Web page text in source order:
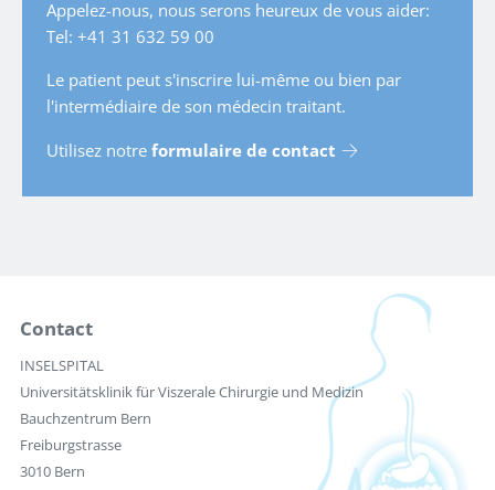
Appelez-nous, nous serons heureux de vous aider:
Tel: +41 31 632 59 00
Le patient peut s'inscrire lui-même ou bien par
l'intermédiaire de son médecin traitant.
Utilisez notre formulaire de contact
Contact
INSELSPITAL
Universitätsklinik für Viszerale Chirurgie und Medizin
Bauchzentrum Bern
Freiburgstrasse
3010 Bern